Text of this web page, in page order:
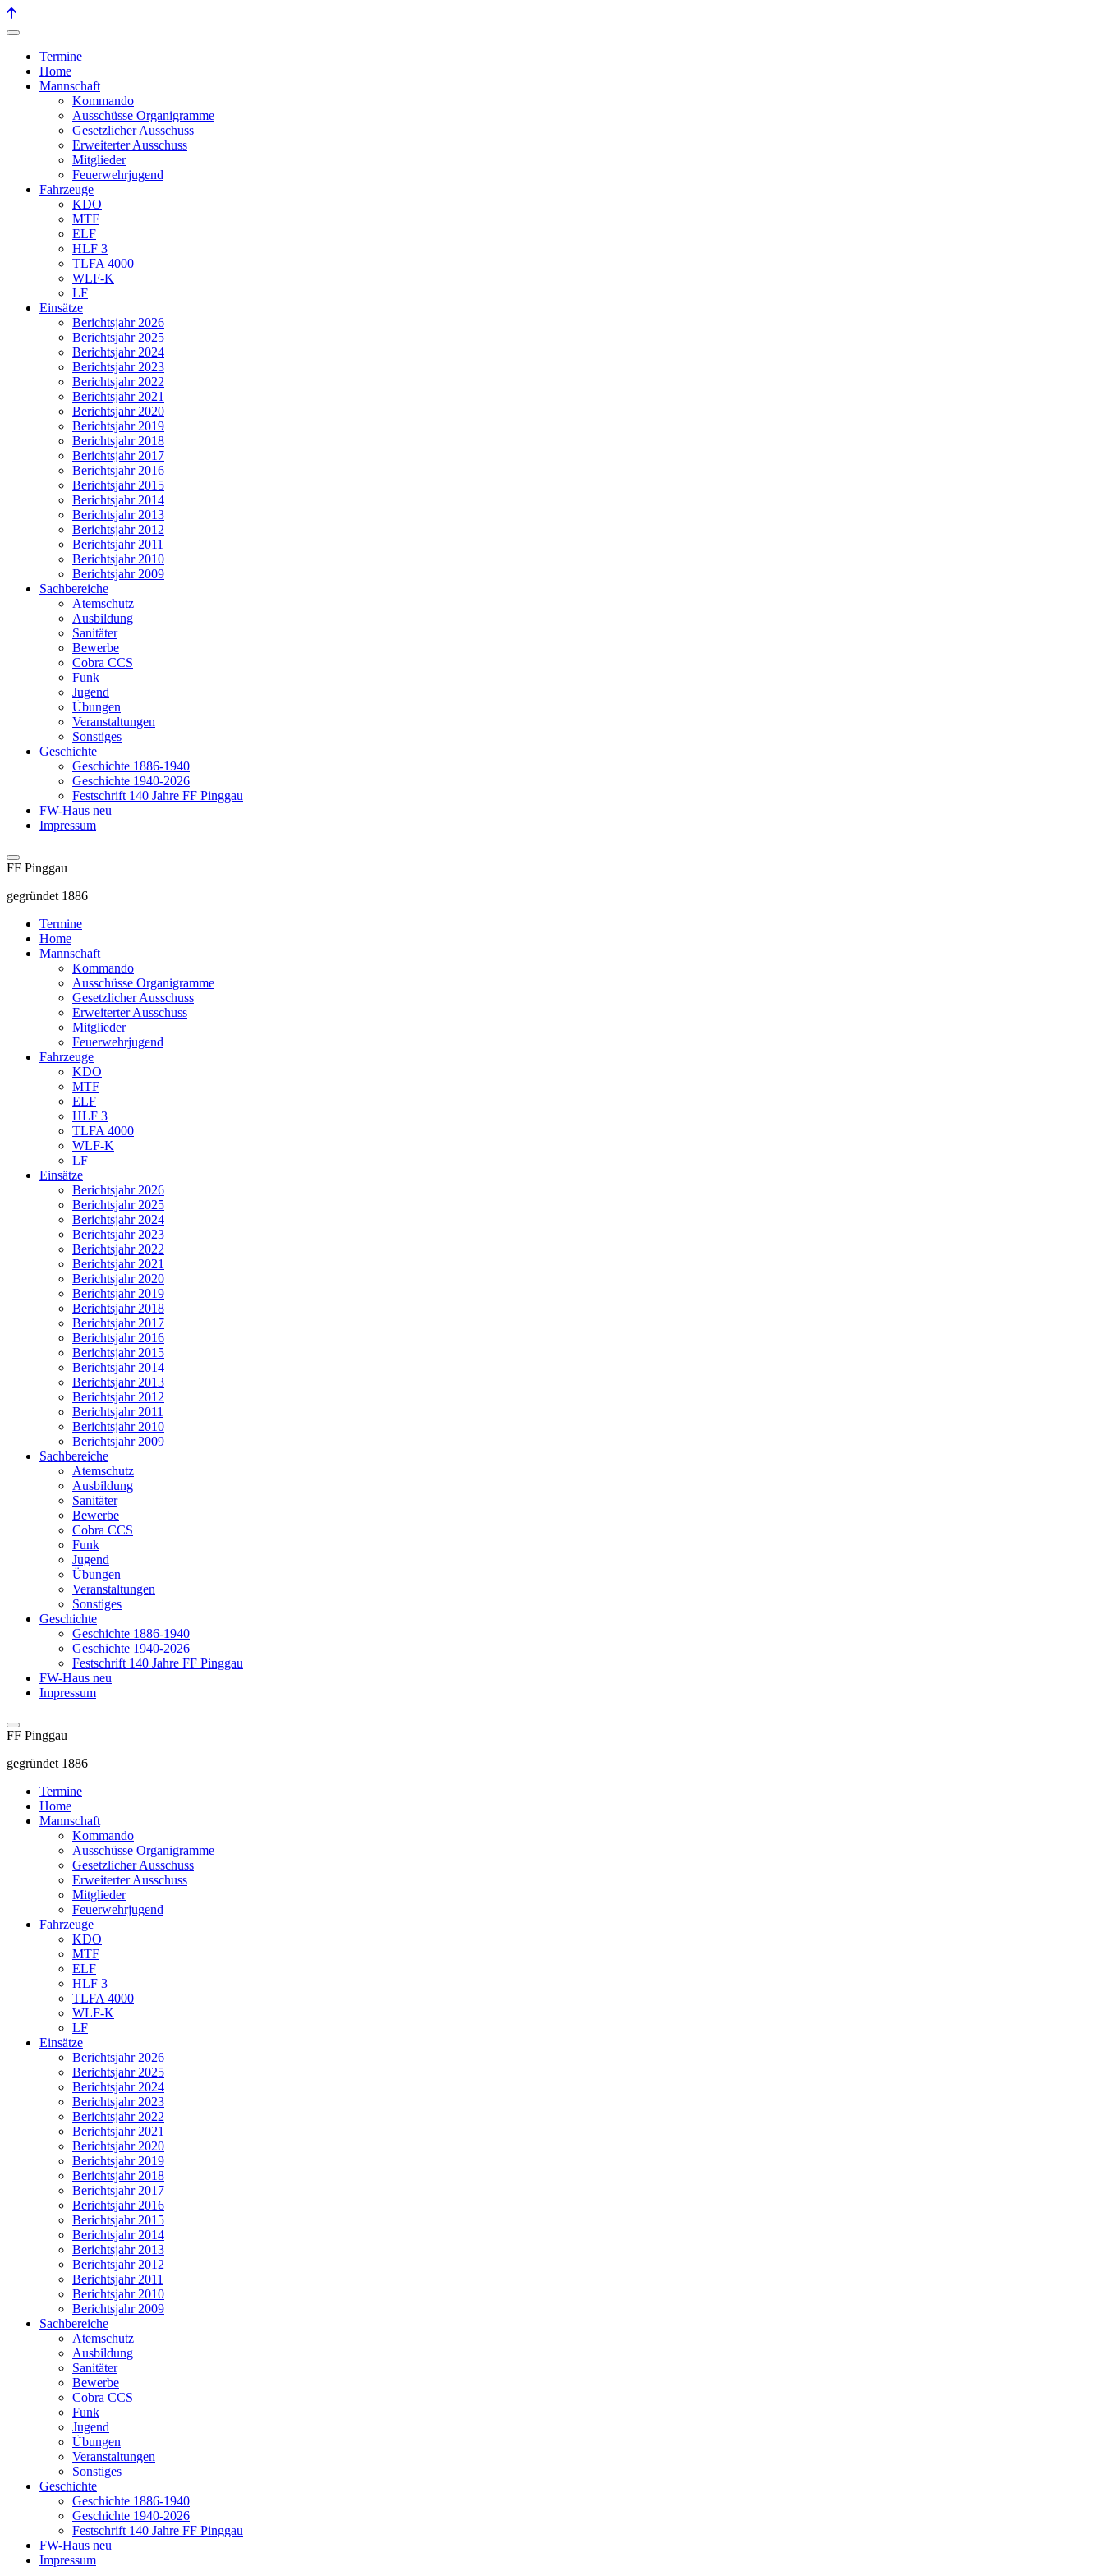
Termine
Home
Mannschaft
Kommando
Ausschüsse Organigramme
Gesetzlicher Ausschuss
Erweiterter Ausschuss
Mitglieder
Feuerwehrjugend
Fahrzeuge
KDO
MTF
ELF
HLF 3
TLFA 4000
WLF-K
LF
Einsätze
Berichtsjahr 2026
Berichtsjahr 2025
Berichtsjahr 2024
Berichtsjahr 2023
Berichtsjahr 2022
Berichtsjahr 2021
Berichtsjahr 2020
Berichtsjahr 2019
Berichtsjahr 2018
Berichtsjahr 2017
Berichtsjahr 2016
Berichtsjahr 2015
Berichtsjahr 2014
Berichtsjahr 2013
Berichtsjahr 2012
Berichtsjahr 2011
Berichtsjahr 2010
Berichtsjahr 2009
Sachbereiche
Atemschutz
Ausbildung
Sanitäter
Bewerbe
Cobra CCS
Funk
Jugend
Übungen
Veranstaltungen
Sonstiges
Geschichte
Geschichte 1886-1940
Geschichte 1940-2026
Festschrift 140 Jahre FF Pinggau
FW-Haus neu
Impressum
FF Pinggau
gegründet 1886
Termine
Home
Mannschaft
Kommando
Ausschüsse Organigramme
Gesetzlicher Ausschuss
Erweiterter Ausschuss
Mitglieder
Feuerwehrjugend
Fahrzeuge
KDO
MTF
ELF
HLF 3
TLFA 4000
WLF-K
LF
Einsätze
Berichtsjahr 2026
Berichtsjahr 2025
Berichtsjahr 2024
Berichtsjahr 2023
Berichtsjahr 2022
Berichtsjahr 2021
Berichtsjahr 2020
Berichtsjahr 2019
Berichtsjahr 2018
Berichtsjahr 2017
Berichtsjahr 2016
Berichtsjahr 2015
Berichtsjahr 2014
Berichtsjahr 2013
Berichtsjahr 2012
Berichtsjahr 2011
Berichtsjahr 2010
Berichtsjahr 2009
Sachbereiche
Atemschutz
Ausbildung
Sanitäter
Bewerbe
Cobra CCS
Funk
Jugend
Übungen
Veranstaltungen
Sonstiges
Geschichte
Geschichte 1886-1940
Geschichte 1940-2026
Festschrift 140 Jahre FF Pinggau
FW-Haus neu
Impressum
FF Pinggau
gegründet 1886
Termine
Home
Mannschaft
Kommando
Ausschüsse Organigramme
Gesetzlicher Ausschuss
Erweiterter Ausschuss
Mitglieder
Feuerwehrjugend
Fahrzeuge
KDO
MTF
ELF
HLF 3
TLFA 4000
WLF-K
LF
Einsätze
Berichtsjahr 2026
Berichtsjahr 2025
Berichtsjahr 2024
Berichtsjahr 2023
Berichtsjahr 2022
Berichtsjahr 2021
Berichtsjahr 2020
Berichtsjahr 2019
Berichtsjahr 2018
Berichtsjahr 2017
Berichtsjahr 2016
Berichtsjahr 2015
Berichtsjahr 2014
Berichtsjahr 2013
Berichtsjahr 2012
Berichtsjahr 2011
Berichtsjahr 2010
Berichtsjahr 2009
Sachbereiche
Atemschutz
Ausbildung
Sanitäter
Bewerbe
Cobra CCS
Funk
Jugend
Übungen
Veranstaltungen
Sonstiges
Geschichte
Geschichte 1886-1940
Geschichte 1940-2026
Festschrift 140 Jahre FF Pinggau
FW-Haus neu
Impressum